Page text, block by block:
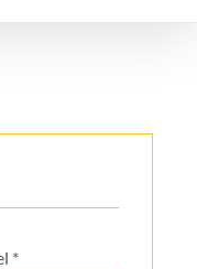
*Obligatoire